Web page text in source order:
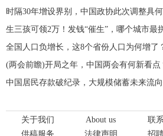
时隔30年增设界别，中国政协此次调整具
生三孩可领2万！发钱“催生”，哪个城市最
全国人口负增长，这8个省份人口为何增了
(两会前瞻)开局之年，中国两会有何新看点
中国居民存款破纪录，大规模储蓄未来流
关于我们 About us 联
供稿服务
法律声明 招